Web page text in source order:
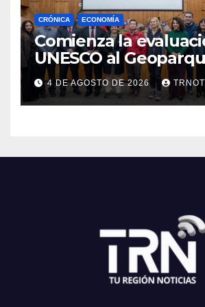
CRÓNICA ECONOMÍA
Comienza la
UNESCO al
Aspirante
Maule
4 DE AGOSTO DE 2026